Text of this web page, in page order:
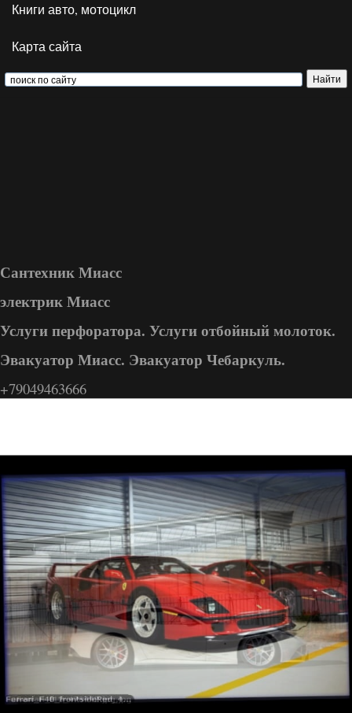
Книги авто, мотоцикл
Карта сайта
Сантехник Миасс
электрик Миасс
Услуги перфоратора. Услуги отбойный молоток.
Эвакуатор Миасс. Эвакуатор Чебаркуль.
+79049463666
Бесплатные фото автомобилей
Легковые автомобили фото
Скачать фотографию автомобилей
Фото красивых авто
Фото авто с названием